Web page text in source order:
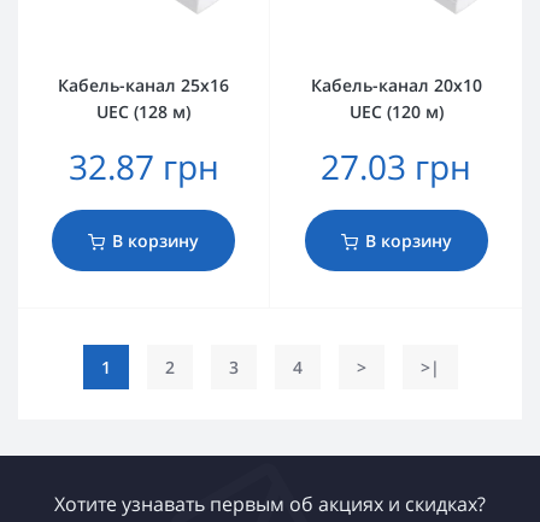
Кабель-канал 25х16
UEC (128 м)
32.87 грн
В корзину
Кабель-канал 20х10
UEC (120 м)
27.03 грн
В корзину
1 2 3 4 > >|
Хотите узнавать первым об акциях и скидках?